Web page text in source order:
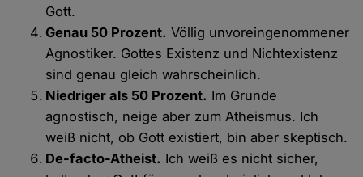
Gott.
Genau 50 Prozent. Völlig unvoreingenommener
Agnostiker. Gottes Existenz und Nichtexistenz
sind genau gleich wahrscheinlich.
Niedriger als 50 Prozent. Im Grunde
agnostisch, neige aber zum Atheismus. Ich
weiß nicht, ob Gott existiert, bin aber skeptisch.
De-facto-Atheist. Ich weiß es nicht sicher,